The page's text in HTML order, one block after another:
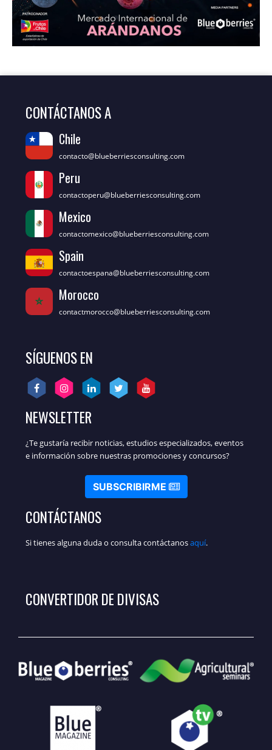
CONTÁCTANOS A
Chile
contacto@blueberriesconsulting.com
Peru
contactoperu@blueberriesconsulting.com
Mexico
contactomexico@blueberriesconsulting.com
Spain
contactoespana@blueberriesconsulting.com
Morocco
contactmorocco@blueberriesconsulting.com
SÍGUENOS EN
NEWSLETTER
¿Te gustaría recibir noticias, estudios especializados, eventos
e información sobre nuestras promociones y concursos?
SUBSCRIBIRME
CONTÁCTANOS
Si tienes alguna duda o consulta contáctanosaquí.
CONVERTIDOR DE DIVISAS